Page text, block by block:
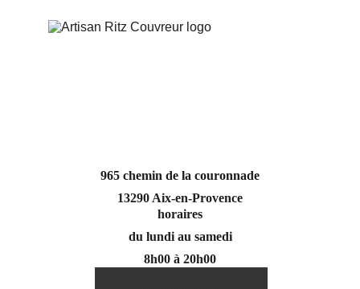
965 chemin de la couronnade
13290 Aix-en-Provence
horaires
du lundi au samedi
8h00 à 20h00